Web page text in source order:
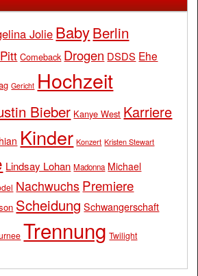
Jolie BabyBerlin
Comeback Drogen DSDS Ehe
Gericht Hochzeit
Bieber Kanye West Karriere
Kinder Konzert Kristen Stewart
Lindsay Lohan Madonna Michael
Nachwuchs Premiere
Scheidung Schwangerschaft
Trennung Twilight